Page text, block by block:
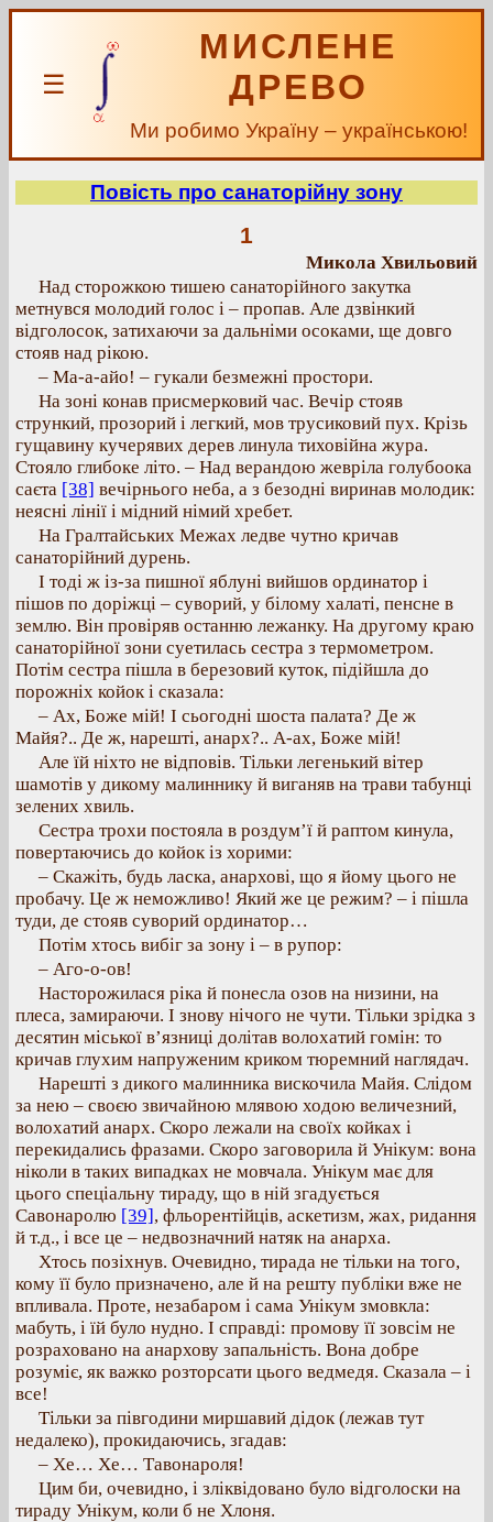
☰
МИСЛЕНЕ
ДРЕВО
Ми робимо Україну – українською!
Повість про санаторійну зону
1
Микола Хвильовий
Над сторожкою тишею санаторійного закутка
метнувся молодий голос і – пропав. Але дзвінкий
відголосок, затихаючи за дальніми осоками, ще довго
стояв над рікою.
– Ма-а-айо! – гукали безмежні простори.
На зоні конав присмерковий час. Вечір стояв
стрункий, прозорий і легкий, мов трусиковий пух. Крізь
гущавину кучерявих дерев линула тиховійна жура.
Стояло глибоке літо. – Над верандою жевріла голубоока
саєта [38] вечірнього неба, а з безодні виринав молодик:
неясні лінії і мідний німий хребет.
На Гралтайських Межах ледве чутно кричав
санаторійний дурень.
І тоді ж із-за пишної яблуні вийшов ординатор і
пішов по доріжці – суворий, у білому халаті, пенсне в
землю. Він провіряв останню лежанку. На другому краю
санаторійної зони суетилась сестра з термометром.
Потім сестра пішла в березовий куток, підійшла до
порожніх койок і сказала:
– Ах, Боже мій! І сьогодні шоста палата? Де ж
Майя?.. Де ж, нарешті, анарх?.. А-ах, Боже мій!
Але їй ніхто не відповів. Тільки легенький вітер
шамотів у дикому малиннику й виганяв на трави табунці
зелених хвиль.
Сестра трохи постояла в роздум’ї й раптом кинула,
повертаючись до койок із хорими:
– Скажіть, будь ласка, анархові, що я йому цього не
пробачу. Це ж неможливо! Який же це режим? – і пішла
туди, де стояв суворий ординатор…
Потім хтось вибіг за зону і – в рупор:
– Аго-о-ов!
Насторожилася ріка й понесла озов на низини, на
плеса, замираючи. І знову нічого не чути. Тільки зрідка з
десятин міської в’язниці долітав волохатий гомін: то
кричав глухим напруженим криком тюремний наглядач.
Нарешті з дикого малинника вискочила Майя. Слідом
за нею – своєю звичайною млявою ходою величезний,
волохатий анарх. Скоро лежали на своїх койках і
перекидались фразами. Скоро заговорила й Унікум: вона
ніколи в таких випадках не мовчала. Унікум має для
цього спеціальну тираду, що в ній згадується
Савонаролю [39], фльорентійців, аскетизм, жах, ридання
й т.д., і все це – недвозначний натяк на анарха.
Хтось позіхнув. Очевидно, тирада не тільки на того,
кому її було призначено, але й на решту публіки вже не
впливала. Проте, незабаром і сама Унікум змовкла:
мабуть, і їй було нудно. І справді: промову її зовсім не
розраховано на анархову запальність. Вона добре
розуміє, як важко розторсати цього ведмедя. Сказала – і
все!
Тільки за півгодини миршавий дідок (лежав тут
недалеко), прокидаючись, згадав:
– Хе… Хе… Тавонароля!
Цим би, очевидно, і зліквідовано було відголоски на
тираду Унікум, коли б не Хлоня.